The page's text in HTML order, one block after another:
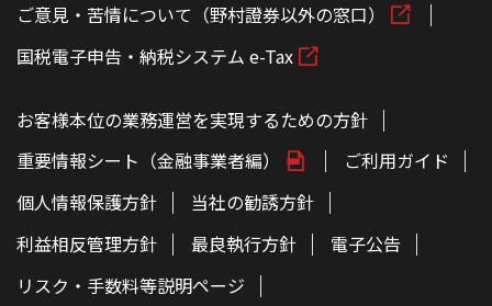
ご意見・苦情について（野村證券以外の窓口）
国税電子申告・納税システム e-Tax
お客様本位の業務運営を実現するための方針
重要情報シート（金融事業者編）
ご利用ガイド
個人情報保護方針
当社の勧誘方針
利益相反管理方針
最良執行方針
電子公告
リスク・手数料等説明ページ